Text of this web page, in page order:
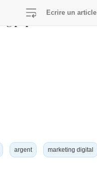
on line
Ecrire un article
argent marketing digital